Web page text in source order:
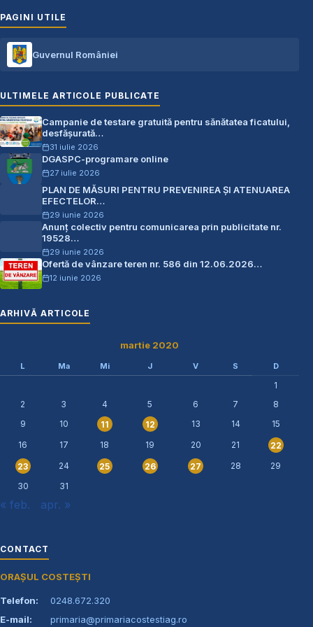
PAGINI UTILE
Guvernul României
ULTIMELE ARTICOLE PUBLICATE
Campanie de testare gratuită pentru sănătatea ficatului,
desfășurată…
31 iulie 2026
DGASPC-programare online
27 iulie 2026
PLAN DE MĂSURI PENTRU PREVENIREA ŞI ATENUAREA
EFECTELOR…
29 iunie 2026
Anunț colectiv pentru comunicarea prin publicitate nr.
19528…
29 iunie 2026
Ofertă de vânzare teren nr. 586 din 12.06.2026…
12 iunie 2026
ARHIVĂ ARTICOLE
martie 2020
L Ma Mi J V S D
1
2
3 4 5 6 7
8
9
10 11 12 13 14
15
16
17 18 19 20 21
22
23
24 25 26 27 28
29
30
31
« feb. apr. »
CONTACT
ORAȘUL COSTEȘTI
Telefon:
0248.672.320
E-mail:
primaria@primariacostestiag.ro